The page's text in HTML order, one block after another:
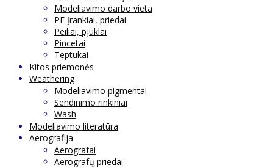
Modeliavimo darbo vieta
PE Įrankiai, priedai
Peiliai, pjūklai
Pincetai
Teptukai
Kitos priemonės
Weathering
Modeliavimo pigmentai
Sendinimo rinkiniai
Wash
Modeliavimo literatūra
Aerografija
Aerografai
Aerografų priedai